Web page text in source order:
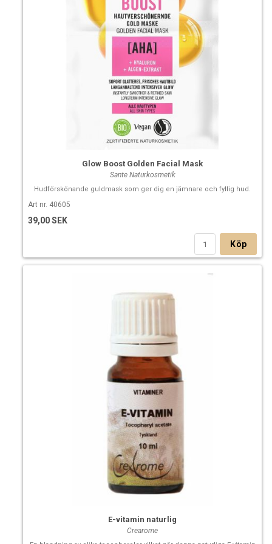
Glow Boost Golden Facial Mask
Sante Naturkosmetik
Hudförskönande guldmask som ger dig en jämnare och fyllig hud.
Art nr. 40605
39,00 SEK
Köp
E-vitamin naturlig
Crearome